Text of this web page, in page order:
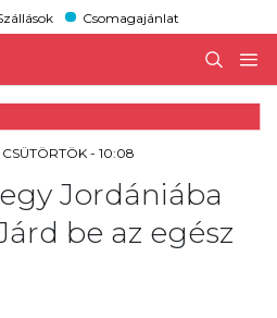
Csomagajánlat
CSÜTÖRTÖK - 10:08
Jordániába
be az egész